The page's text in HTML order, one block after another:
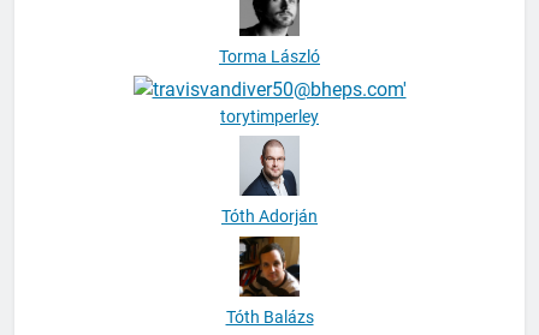
Torma László
torytimperley
Tóth Adorján
Tóth Balázs